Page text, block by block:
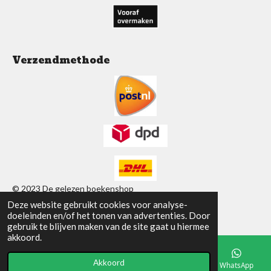
Deze website gebruikt cookies voor analyse-
doeleinden en/of het tonen van advertenties. Door
gebruik te blijven maken van de site gaat u hiermee
akkoord.
Akkoord
Verzendmethode
© 2023 De gelezen boekenshop
Powered byJouwWeb
Telefoonnummer WhatsApp